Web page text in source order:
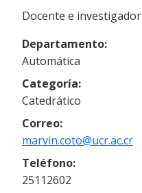
Docente e investigador
Departamento:
Automática
Categoría:
Catedrático
Correo:
marvin.coto@ucr.ac.cr
Teléfono:
25112602